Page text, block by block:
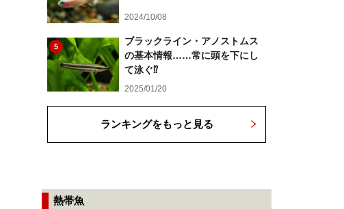
2024/10/08
5
ブラックライン・アノストムス
の基本情報……常に頭を下にし
て泳ぐ⁉
2025/01/20
ランキングをもっと見る
熱帯魚